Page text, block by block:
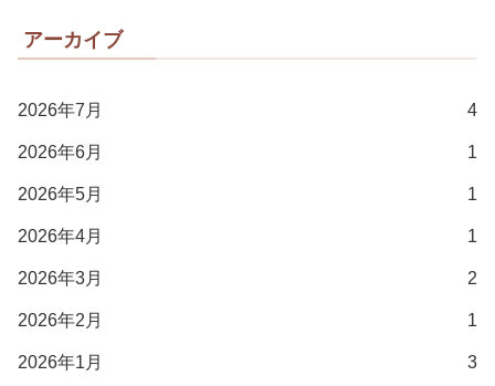
アーカイブ
2026年7月 4
2026年6月 1
2026年5月 1
2026年4月 1
2026年3月 2
2026年2月 1
2026年1月 3